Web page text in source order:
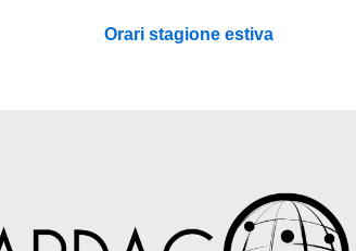
Orari stagione estiva